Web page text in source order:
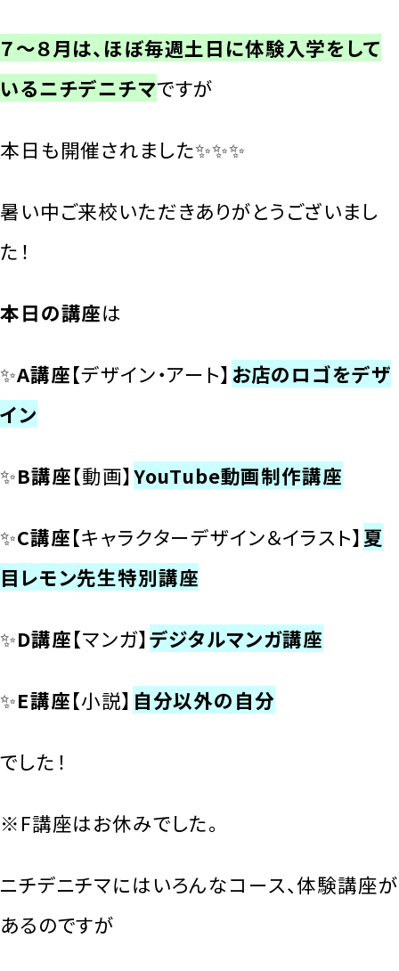
７～８月は、ほぼ毎週土日に体験入学をして
いるニチデニチマですが
本日も開催されました✨✨✨
暑い中ご来校いただきありがとうございまし
た！
本日の講座は
✨A講座【デザイン・アート】 お店のロゴをデザ
イン
✨B講座【動画】YouTube動画制作講座
✨C講座【キャラクターデザイン＆イラスト】夏
目レモン先生特別講座
✨D講座【マンガ】デジタルマンガ講座
✨E講座【小説】 自分以外の自分
でした！
※F講座はお休みでした。
ニチデニチマにはいろんなコース、体験講座が
あるのですが